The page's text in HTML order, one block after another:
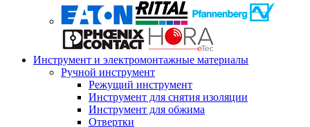
Инструмент и электромонтажные материалы
Ручной инструмент
Режущий инструмент
Инструмент для снятия изоляции
Инструмент для обжима
Отвертки